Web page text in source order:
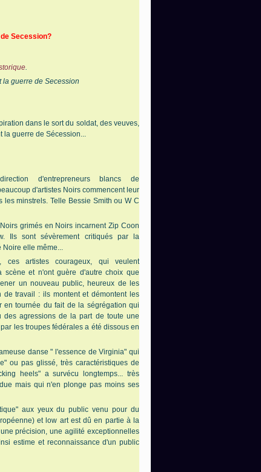
Secession?
.
la guerre de Secession
dans le sort du soldat, des veuves,
la guerre de Sécession...
d'entrepreneurs blancs de
d'artistes Noirs commencent leur
les minstrels. Telle Bessie Smith ou W C
grimés en Noirs incarnent Zip Coon
Ils sont sévèrement critiqués par la
Noire elle même...
ces artistes courageux, qui veulent
scène et n'ont guère d'autre choix que
un nouveau public, heureux de les
travail : ils montent et démontent les
en tournée du fait de la ségrégation qui
des agressions de la part de toute une
les troupes fédérales a été dissous en
danse " l'essence de Virginia" qui
ou pas glissé, très caractéristiques de
heels" a survécu longtemps... très
mais qui n'en plonge pas moins ses
aux yeux du public venu pour du
et low art est dû en partie à la
précision, une agilité exceptionnelles
estime et reconnaissance d'un public